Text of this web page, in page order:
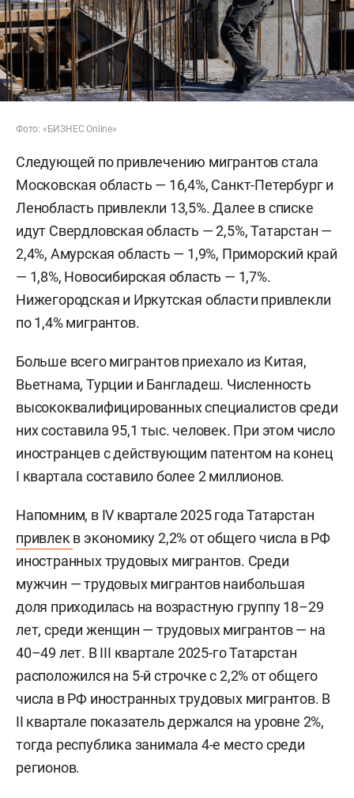
Фото: «БИЗНЕС Online»
Следующей по привлечению мигрантов стала
Московская область — 16,4%, Санкт-Петербург и
Ленобласть привлекли 13,5%. Далее в списке
идут Свердловская область — 2,5%, Татарстан —
2,4%, Амурская область — 1,9%, Приморский край
— 1,8%, Новосибирская область — 1,7%.
Нижегородская и Иркутская области привлекли
по 1,4% мигрантов.
Больше всего мигрантов приехало из Китая,
Вьетнама, Турции и Бангладеш. Численность
высококвалифицированных специалистов среди
них составила 95,1 тыс. человек. При этом число
иностранцев с действующим патентом на конец
I квартала составило более 2 миллионов.
Напомним, в IV квартале 2025 года Татарстан
привлек в экономику 2,2% от общего числа в РФ
иностранных трудовых мигрантов. Среди
мужчин — трудовых мигрантов наибольшая
доля приходилась на возрастную группу 18–29
лет, среди женщин — трудовых мигрантов — на
40–49 лет. В III квартале 2025-го Татарстан
расположился на 5-й строчке с 2,2% от общего
числа в РФ иностранных трудовых мигрантов. В
II квартале показатель держался на уровне 2%,
тогда республика занимала 4-е место среди
регионов.